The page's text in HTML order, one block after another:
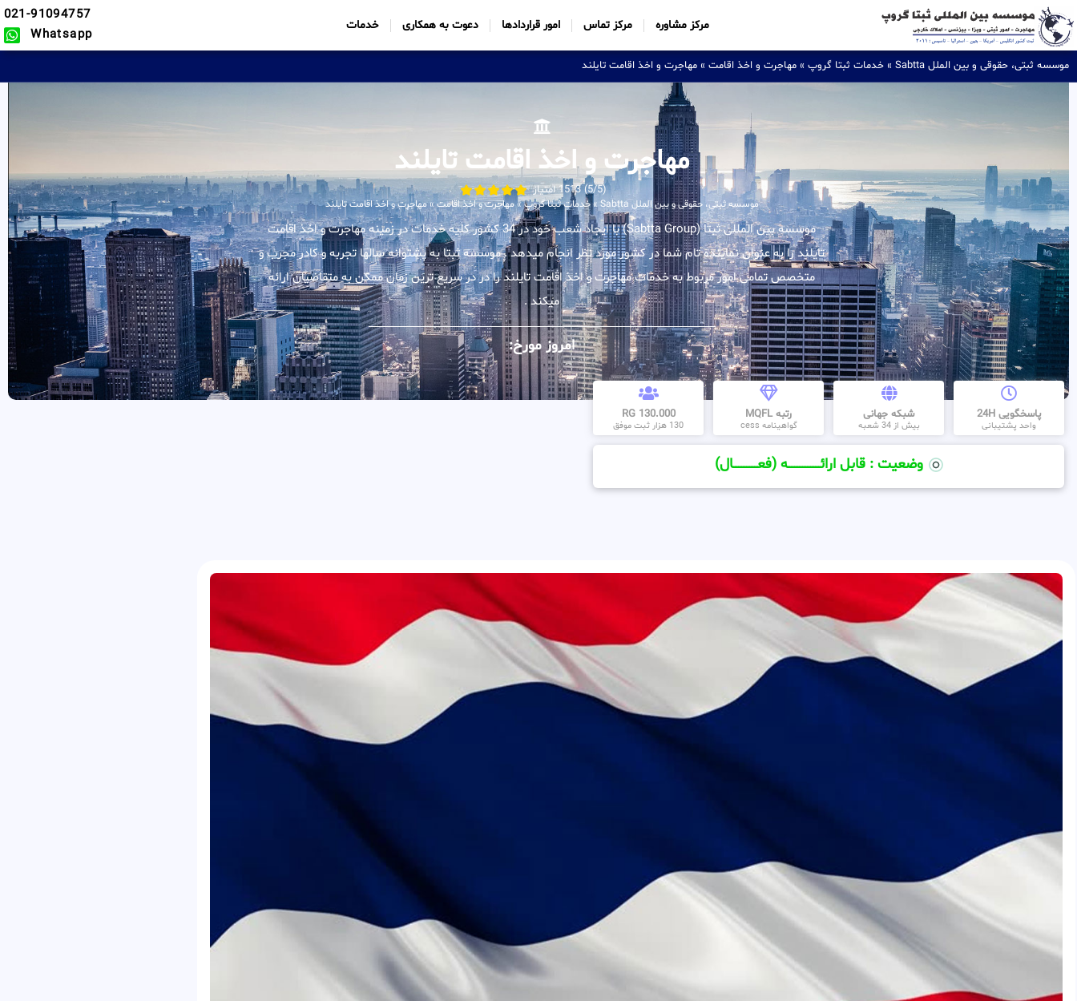
مرکز مشاوره مرکز تماس امور قراردادها دعوت به همکاری خدمات
021-91094757
Whatsapp
موسسه ثبتی، حقوقی و بین الملل Sabtta » خدمات ثبتا گروپ » مهاجرت و اخذ اقامت » مهاجرت و اخذ اقامت تایلند
مهاجرت و اخذ اقامت تایلند
(5/5) 1513 امتیاز
موسسه ثبتی، حقوقی و بین الملل Sabtta »خدمات ثبتا گروپ»مهاجرت و اخذ اقامت»مهاجرت و اخذ اقامت تایلند
موسسه بین المللی ثبتا (Sabtta Group) با ایجاد شعب خود در 34 کشور کلیه خدمات در زمینه مهاجرت و اخذ اقامت
تایلند را به عنوان نماینده تام شما در کشور مورد نظر انجام میدهد . موسسه ثبتا به پشتوانه سالها تجربه و کادر مجرب و
متخصص تمامی امور مربوط به خدمات مهاجرت و اخذ اقامت تایلند را در در سریع ترین زمان ممکن به متقاضیان ارائه
میکند .
امروز مورخ:
پاسخگویی 24H
واحد پشتیبانی
شبکه جهانی
بیش از 34 شعبه
رتبه MQFL
گواهینامه cess
130.000 RG
130 هزار ثبت موفق
وضعیت : قابل ارائــــــــــــــــــــه (فعـــــــــــــــال)